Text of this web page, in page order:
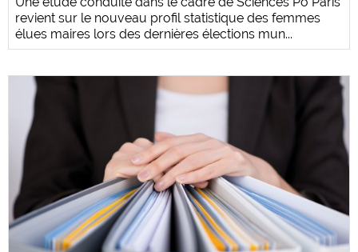
revient sur le nouveau profil statistique des femmes
élues maires lors des dernières élections mun...